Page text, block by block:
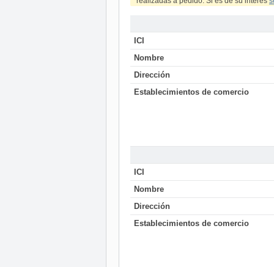
ICI
Nombre
Dirección
Establecimientos de comercio
ICI
Nombre
Dirección
Establecimientos de comercio